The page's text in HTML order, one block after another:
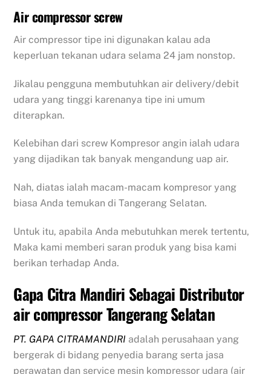
Air compressor screw
Air compressor tipe ini digunakan kalau ada
keperluan tekanan udara selama 24 jam nonstop.
Jikalau pengguna membutuhkan air delivery/debit
udara yang tinggi karenanya tipe ini umum
diterapkan.
Kelebihan dari screw Kompresor angin ialah udara
yang dijadikan tak banyak mengandung uap air.
Nah, diatas ialah macam-macam kompresor yang
biasa Anda temukan di Tangerang Selatan.
Untuk itu, apabila Anda mebutuhkan merek tertentu,
Maka kami memberi saran produk yang bisa kami
berikan terhadap Anda.
Gapa Citra Mandiri Sebagai Distributor
air compressor Tangerang Selatan
PT. GAPA CITRAMANDIRI adalah perusahaan yang
bergerak di bidang penyedia barang serta jasa
perawatan dan service mesin kompressor udara (air